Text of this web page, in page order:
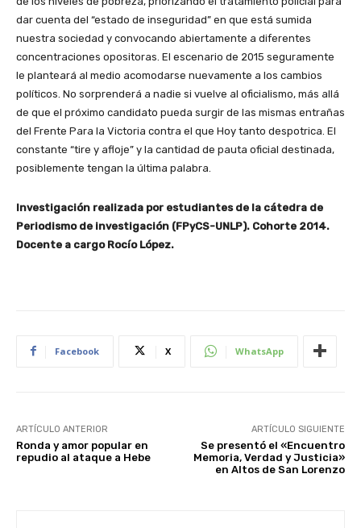
dar cuenta del “estado de inseguridad” en que está sumida
nuestra sociedad y convocando abiertamente a diferentes
concentraciones opositoras. El escenario de 2015 seguramente
le planteará al medio acomodarse nuevamente a los cambios
políticos. No sorprenderá a nadie si vuelve al oficialismo, más allá
de que el próximo candidato pueda surgir de las mismas entrañas
del Frente Para la Victoria contra el que Hoy tanto despotrica. El
constante “tire y afloje” y la cantidad de pauta oficial destinada,
posiblemente tengan la última palabra.
Investigación realizada por estudiantes de la cátedra de
Periodismo de investigación (FPyCS-UNLP). Cohorte 2014.
Docente a cargo Rocío López.
Facebook X WhatsApp
ARTÍCULO ANTERIOR
Ronda y amor popular en
repudio al ataque a Hebe
ARTÍCULO SIGUIENTE
Se presentó el «Encuentro
Memoria, Verdad y Justicia»
en Altos de San Lorenzo